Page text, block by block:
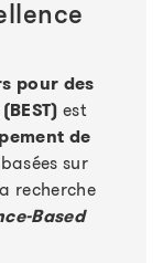
pour des
est
de
basées sur
recherche
Based